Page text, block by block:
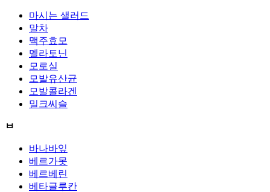
마시는 샐러드
말차
맥주효모
멜라토닌
모로실
모발유산균
모발콜라겐
밀크씨슬
ㅂ
바나바잎
베르가못
베르베린
베타글루칸